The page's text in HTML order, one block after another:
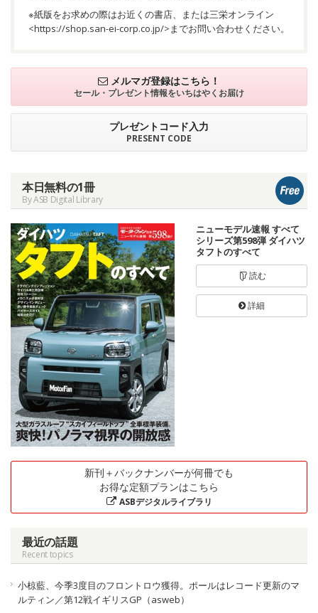
※紙版をお求めの際はお近くの書店、または三栄オンライン
<https://shop.san-ei-corp.co.jp/>までお問い合わせください。
メルマガ登録はこちら！
セール・プレゼント情報をいちはやくお届け
プレゼントコード入力
PRESENT CODE
本日無料の1冊
By ASB Digital Library
ニューモデル速報 すべて
シリーズ第598弾 ダイハツ
タフトのすべて
読む
詳細
新刊＋バックナンバーが何冊でも
お得な定額プランはこちら
ASBデジタルライブラリ
最近の話題
Recent topics
小椋藍、今季3度目のフロントロウ獲得。ポールはレコード更新のマ
ルティン／第12戦イギリスGP（asweb）